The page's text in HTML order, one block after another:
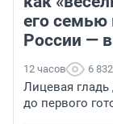
его семью
России —
12 часов 6 832
Лицевая гладь
до первого